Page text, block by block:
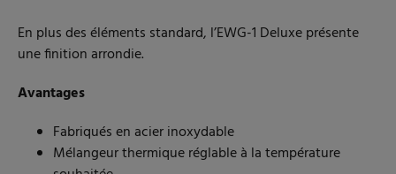
En plus des éléments standard, l’EWG-1 Deluxe présente
une finition arrondie.
Avantages
Fabriqués en acier inoxydable
Mélangeur thermique réglable à la température